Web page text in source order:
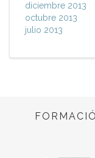
diciembre 2013
octubre 2013
julio 2013